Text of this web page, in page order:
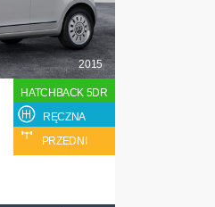
2015
HATCHBACK 5DR
RĘCZNA
PRZEDNI